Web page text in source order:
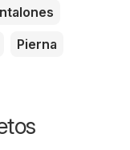
Pierna